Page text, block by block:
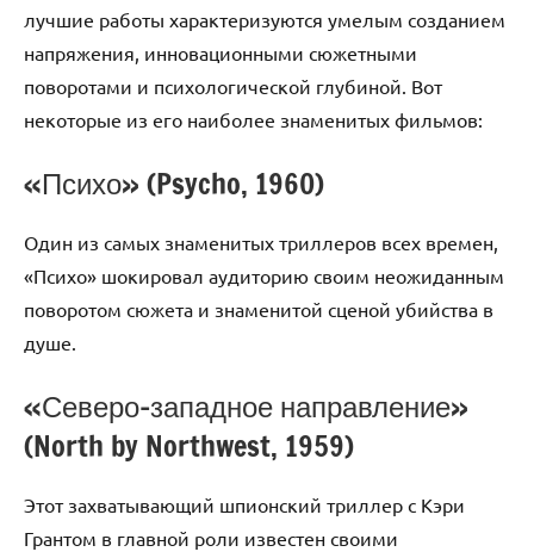
лучшие работы характеризуются умелым созданием
напряжения, инновационными сюжетными
поворотами и психологической глубиной. Вот
некоторые из его наиболее знаменитых фильмов:
«Психо» (Psycho, 1960)
Один из самых знаменитых триллеров всех времен,
«Психо» шокировал аудиторию своим неожиданным
поворотом сюжета и знаменитой сценой убийства в
душе.
«Северо-западное направление»
(North by Northwest, 1959)
Этот захватывающий шпионский триллер с Кэри
Грантом в главной роли известен своими